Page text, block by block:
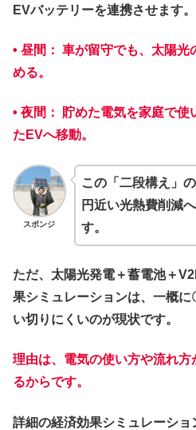
EVバッテリーを連携させます。
• 昼間： 車が留守でも、太陽光
める。
• 夜間：
貯めた電気を家庭で使
たEVへ移動。
スポンジ
この「二段構え」
円近い光熱費削減
す。
ただ、太陽光発電＋蓄電池＋
果シミュレーションは、一概
い切りにくいのが現状です。
理由は、電気の使い方や流れ
るからです。
詳細の経済効果シミュレーショ